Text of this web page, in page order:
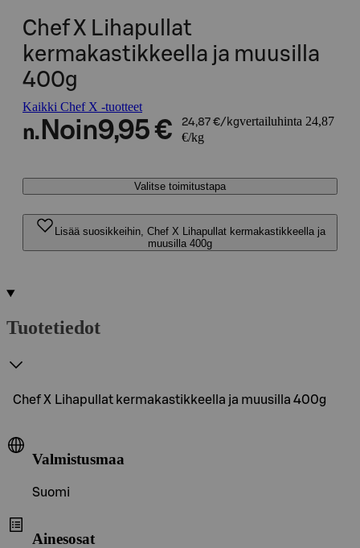
Chef X Lihapullat
kermakastikkeella ja muusilla
400g
Kaikki Chef X -tuotteet
n. Noin9,95 € 24,87 €/kgvertailuhinta 24,87
€/kg
Valitse toimitustapa
Lisää suosikkeihin, Chef X Lihapullat kermakastikkeella ja
muusilla 400g
Tuotetiedot
Chef X Lihapullat kermakastikkeella ja muusilla 400g
Valmistusmaa
Suomi
Ainesosat